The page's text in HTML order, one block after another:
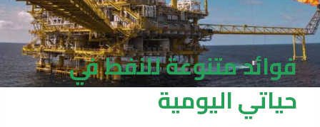
فوائد متنوعة للنفط في
حياتي اليومية